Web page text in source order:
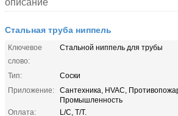
Стальная труба ниппель
Ключевое
слово:
Стальной ниппель для трубы
Тип:
Соски
Приложение:
Сантехника, HVAC,
Промышленность
Оплата:
L/C, T/T.